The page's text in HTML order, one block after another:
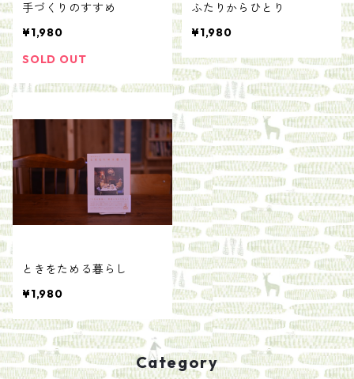
手づくりのすすめ
¥1,980
SOLD OUT
ふたりからひとり
¥1,980
ときをためる暮らし
¥1,980
Category